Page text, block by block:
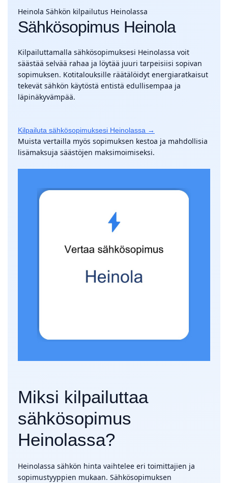
Heinola Sähkön kilpailutus Heinolassa
Sähkösopimus Heinola
Kilpailuttamalla sähkösopimuksesi Heinolassa voit
säästää selvää rahaa ja löytää juuri tarpeisiisi sopivan
sopimuksen. Kotitalouksille räätälöidyt energiaratkaisut
tekevät sähkön käytöstä entistä edullisempaa ja
läpinäkyvämpää.
Kilpailuta sähkösopimuksesi Heinolassa →
Muista vertailla myös sopimuksen kestoa ja mahdollisia
lisämaksuja säästöjen maksimoimiseksi.
Miksi kilpailuttaa
sähkösopimus
Heinolassa?
Heinolassa sähkön hinta vaihtelee eri toimittajien ja
sopimustyyppien mukaan. Sähkösopimuksen